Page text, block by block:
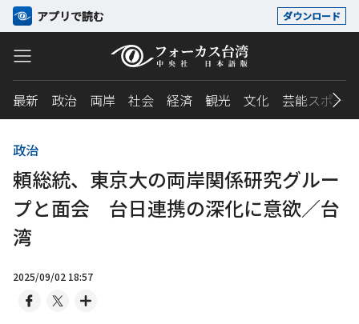
アプリで読む ダウンロード
最新 政治 両岸 社会 経済 観光 文化 芸能スポーツ
政治
頼総統、東京大の両岸関係研究グルー
プと面会 台日連携の深化に意欲／台
湾
2025/09/02 18:57